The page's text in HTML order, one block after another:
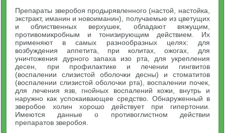
Препараты зверобоя продырявленного (настой, настойка,
экстракт, иманин и новоиманин), получаемые из цветущих
и облиственных верхушек, обладают вяжущим,
противомикробным и тонизирующим действием. Их
применяют в самых разнообразных целях: для
возбуждения аппетита, при колитах, ожогах, для
уничтожения дурного запаха изо рта, для укрепления
десен, при профилактике и лечении гингвитов
(воспалении слизистой оболочки десны) и стоматитов
(воспалении слизистой оболочки рта), воспалении почек,
для лечения язв, гнойных воспалений кожи, внутрь и
наружно как успокаивающее средство. Обнаруженный в
зверобое холин хорошо действует при гипертонии.
Имеются данные о противоглистном действии
препаратов зверобоя.